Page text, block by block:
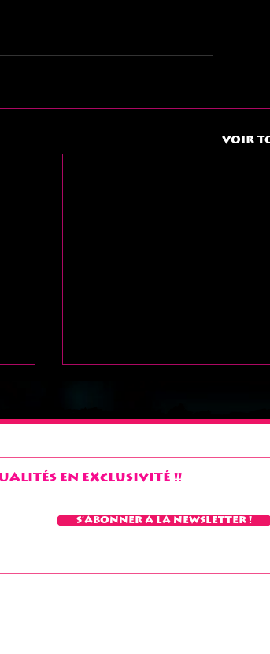
Voir
bon week-end
"chaleureux" à tous !
en exclusivité !!
S'abonner à la Newsletter !